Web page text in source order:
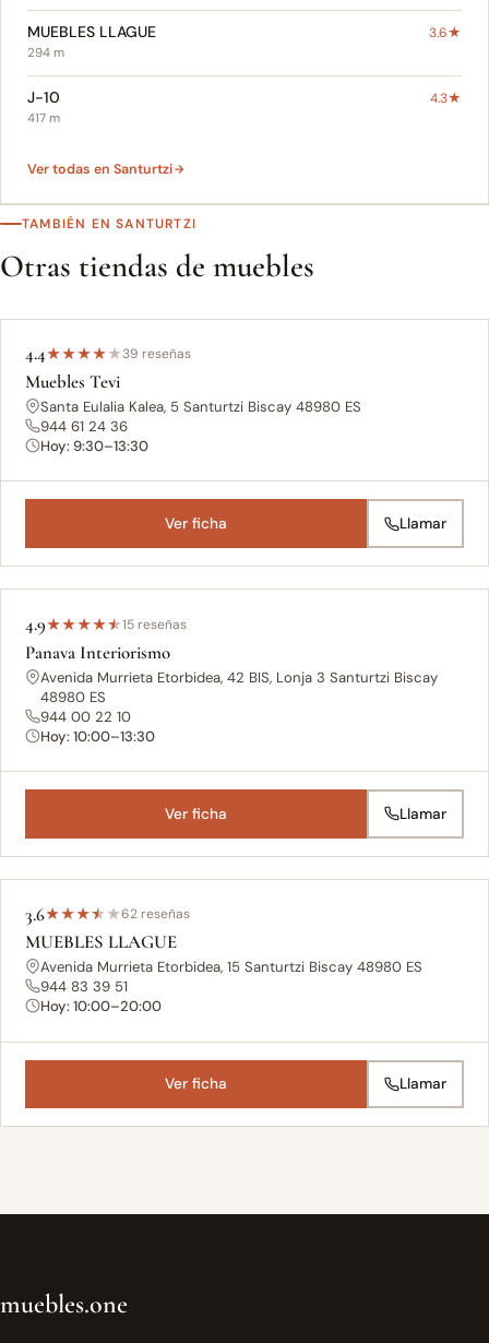
MUEBLES LLAGUE 3.6★
294 m
J-10 4.3★
417 m
Ver todas en Santurtzi
TAMBIÉN EN SANTURTZI
Otras tiendas de muebles
4.4★★★★★39 reseñas
Muebles Tevi
Santa Eulalia Kalea, 5 Santurtzi Biscay 48980 ES
944 61 24 36
Hoy: 9:30–13:30
Ver ficha Llamar
4.9★★★★★15 reseñas
Panava Interiorismo
Avenida Murrieta Etorbidea, 42 BIS, Lonja 3 Santurtzi Biscay
48980 ES
944 00 22 10
Hoy: 10:00–13:30
Ver ficha Llamar
3.6★★★★★62 reseñas
MUEBLES LLAGUE
Avenida Murrieta Etorbidea, 15 Santurtzi Biscay 48980 ES
944 83 39 51
Hoy: 10:00–20:00
Ver ficha Llamar
muebles.one